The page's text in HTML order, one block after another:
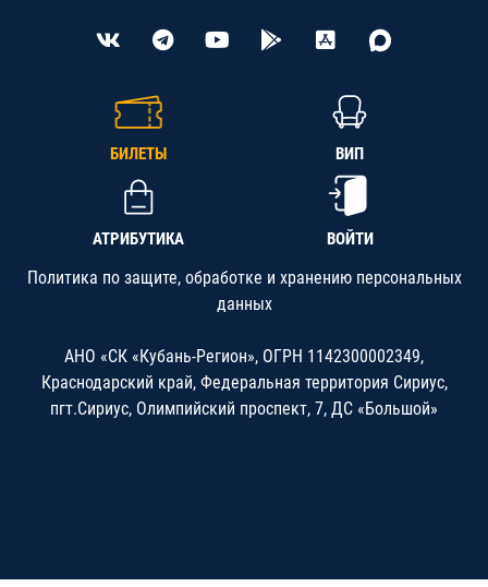
БИЛЕТЫ ВИП
АТРИБУТИКА ВОЙТИ
Политика по защите, обработке и хранению персональных
данных
АНО «СК «Кубань-Регион», ОГРН 1142300002349,
Краснодарский край, Федеральная территория Сириус,
пгт.Сириус, Олимпийский проспект, 7, ДС «Большой»